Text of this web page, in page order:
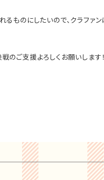
るものにしたいので、クラフ
のご支援よろしくお願いします！